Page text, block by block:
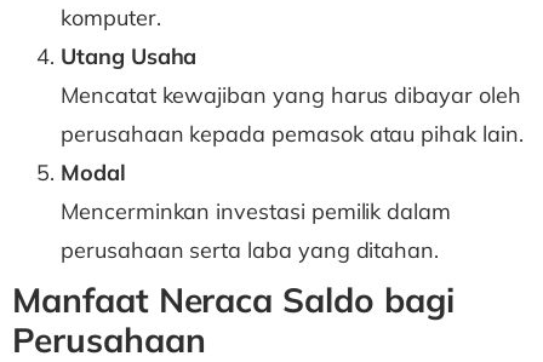
komputer.
Utang Usaha
Mencatat kewajiban yang harus dibayar oleh
perusahaan kepada pemasok atau pihak lain.
Modal
Mencerminkan investasi pemilik dalam
perusahaan serta laba yang ditahan.
Manfaat Neraca Saldo bagi
Perusahaan